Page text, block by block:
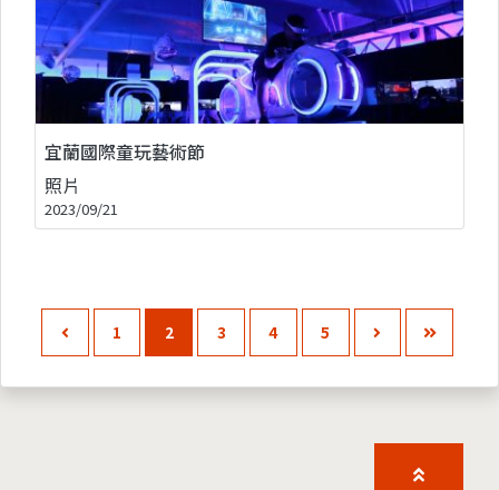
宜蘭國際童玩藝術節
照片
2023/09/21
1 2 3 4 5